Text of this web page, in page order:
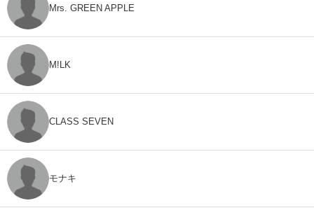
Mrs. GREEN APPLE
M!LK
CLASS SEVEN
モナキ